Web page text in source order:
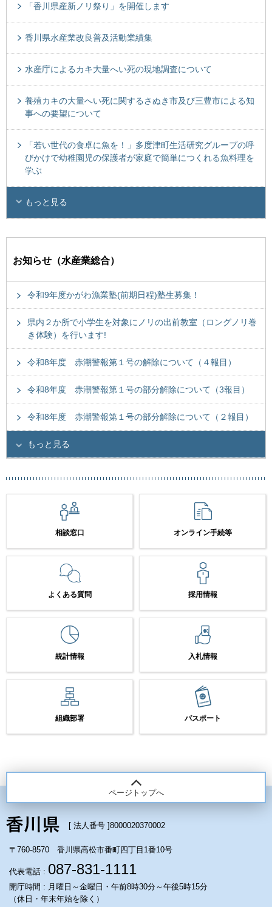
「香川県産新ノリ祭り」を開催します
香川県水産業改良普及活動業績集
水産庁によるカキ大量へい死の現地調査について
養殖カキの大量へい死に関するさぬき市及び三豊市による知
事への要望について
「若い世代の食卓に魚を！」多度津町生活研究グループの呼
びかけで幼稚園児の保護者が家庭で簡単につくれる魚料理を
学ぶ
もっと見る
お知らせ（水産業総合）
令和9年度かがわ漁業塾(前期日程)塾生募集！
県内２か所で小学生を対象にノリの出前教室（ロングノリ巻
き体験）を行います!
令和8年度 赤潮警報第１号の解除について（４報目）
令和8年度 赤潮警報第１号の部分解除について（3報目）
令和8年度 赤潮警報第１号の部分解除について（２報目）
もっと見る
相談窓口 オンライン手続等
よくある質問 採用情報
統計情報 入札情報
組織部署 パスポート
ページトップへ
[ 法人番号 ]8000020370002
〒760-8570 香川県高松市番町四丁目1番10号
代表電話 : 087-831-1111
開庁時間 : 月曜日～金曜日・午前8時30分～午後5時15分
（休日・年末年始を除く）